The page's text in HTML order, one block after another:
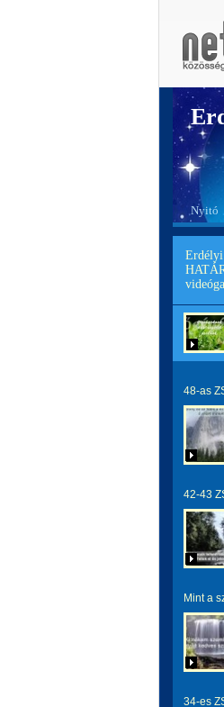
Nyitó
Erdélyi
48-as
42-43
Mint a
34-es